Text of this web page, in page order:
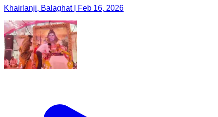
Khairlanji, Balaghat | Feb 16, 2026